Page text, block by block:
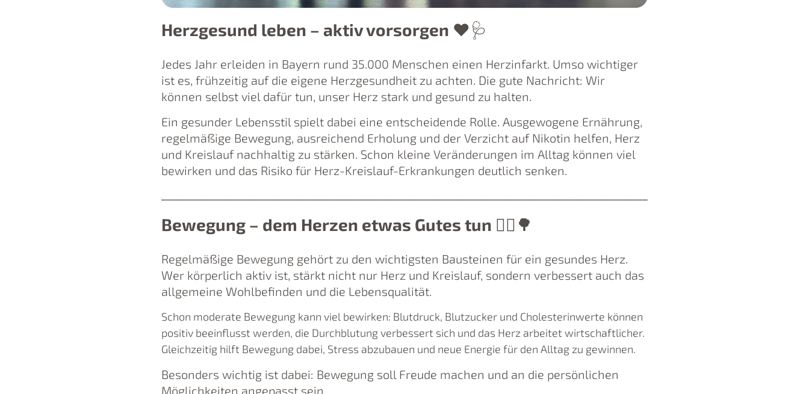
Herzgesund leben – aktiv vorsorgen ❤️🩺
Jedes Jahr erleiden in Bayern rund 35.000 Menschen einen Herzinfarkt. Umso wichtiger
ist es, frühzeitig auf die eigene Herzgesundheit zu achten. Die gute Nachricht: Wir
können selbst viel dafür tun, unser Herz stark und gesund zu halten.
Ein gesunder Lebensstil spielt dabei eine entscheidende Rolle. Ausgewogene Ernährung,
regelmäßige Bewegung, ausreichend Erholung und der Verzicht auf Nikotin helfen, Herz
und Kreislauf nachhaltig zu stärken. Schon kleine Veränderungen im Alltag können viel
bewirken und das Risiko für Herz-Kreislauf-Erkrankungen deutlich senken.
Bewegung – dem Herzen etwas Gutes tun 🚶‍♀️🌳
Regelmäßige Bewegung gehört zu den wichtigsten Bausteinen für ein gesundes Herz.
Wer körperlich aktiv ist, stärkt nicht nur Herz und Kreislauf, sondern verbessert auch das
allgemeine Wohlbefinden und die Lebensqualität.
Schon moderate Bewegung kann viel bewirken: Blutdruck, Blutzucker und Cholesterinwerte können
positiv beeinflusst werden, die Durchblutung verbessert sich und das Herz arbeitet wirtschaftlicher.
Gleichzeitig hilft Bewegung dabei, Stress abzubauen und neue Energie für den Alltag zu gewinnen.
Besonders wichtig ist dabei: Bewegung soll Freude machen und an die persönlichen
Möglichkeiten angepasst sein.